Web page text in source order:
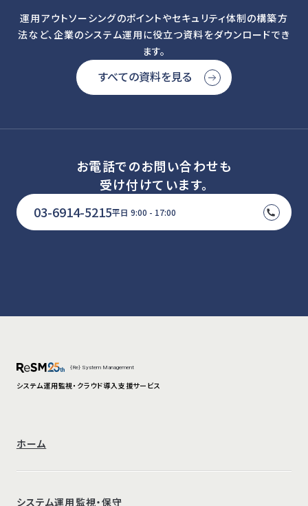
運用アウトソーシングのポイントやセキュリティ体制の構築方
法など、企業のシステム運用に役立つ資料をダウンロードでき
ます。
すべての資料を見る
お電話でのお問い合わせも
受け付けています。
03-6914-5215平日 9:00 - 17:00
{Re} System Management
システム運用監視・クラウド導入支援サービス
ホーム
システム運用監視・保守